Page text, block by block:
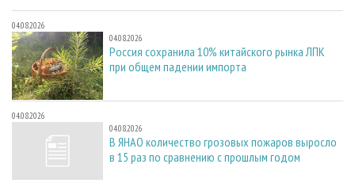
04.08.2026
04.08.2026
Россия сохранила 10% китайского рынка ЛПК
при общем падении импорта
04.08.2026
04.08.2026
В ЯНАО количество грозовых пожаров выросло
в 15 раз по сравнению с прошлым годом